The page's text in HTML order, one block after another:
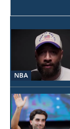
NBA